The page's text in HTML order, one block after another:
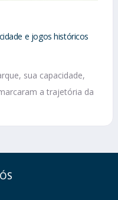
e jogos históricos
sua capacidade,
a trajetória da